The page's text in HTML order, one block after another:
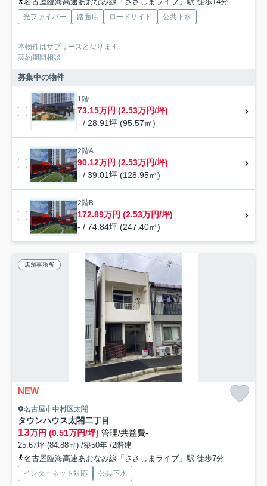
光ファイバー 路面店 ロードサイド 公共下水
本物件はサブリースとなります。
契約期間相談
募集中の物件
1階
73.15万円 (2.53万円/坪)
- / 28.91坪 (95.57㎡)
2階A
90.12万円 (2.53万円/坪)
- / 39.01坪 (128.95㎡)
2階B
172.89万円 (2.53万円/坪)
- / 74.84坪 (247.40㎡)
店舗事務所
NEW
名古屋市中村区太閤
タウンハウス太閤二丁目
13万円 (0.51万円/坪) 管理/共益費-
25.67坪 (84.88㎡) /築50年 /2階建
名古屋臨海高速あおなみ線「ささしまライブ」駅 徒歩7分
インターネット対応 公共下水